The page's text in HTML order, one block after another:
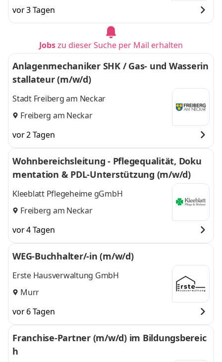
vor 3 Tagen
Jobszu dieser Suche per Mail erhalten
Anlagenmechaniker SHK / Gas- und Wasserin
stallateur (m/w/d)
Stadt Freiberg am Neckar
Freiberg am Neckar
vor 2 Tagen
Wohnbereichsleitung - Pflegequalität, Doku
mentation & PDL-Unterstützung (m/w/d)
Kleeblatt Pflegeheime gGmbH
Freiberg am Neckar
vor 4 Tagen
WEG-Buchhalter/-in (m/w/d)
Erste Hausverwaltung GmbH
Murr
vor 6 Tagen
Franchise-Partner (m/w/d) im Bildungsbereic
h